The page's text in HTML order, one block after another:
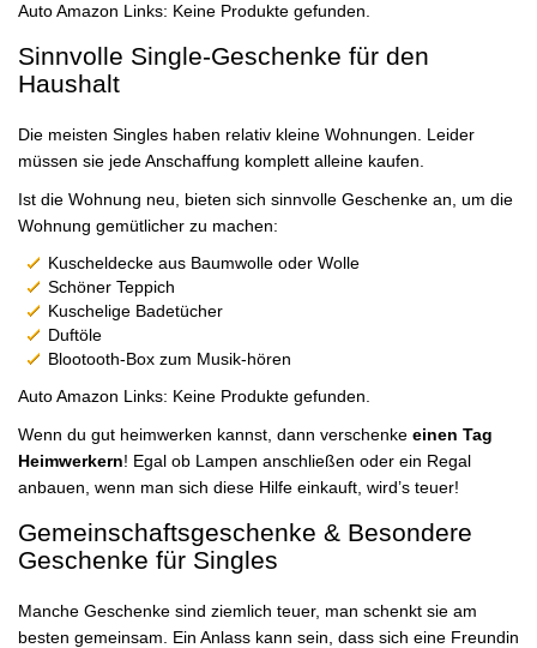
Auto Amazon Links: Keine Produkte gefunden.
Sinnvolle Single-Geschenke für den
Haushalt
Die meisten Singles haben relativ kleine Wohnungen. Leider
müssen sie jede Anschaffung komplett alleine kaufen.
Ist die Wohnung neu, bieten sich sinnvolle Geschenke an, um die
Wohnung gemütlicher zu machen:
Kuscheldecke aus Baumwolle oder Wolle
Schöner Teppich
Kuschelige Badetücher
Duftöle
Blootooth-Box zum Musik-hören
Auto Amazon Links: Keine Produkte gefunden.
Wenn du gut heimwerken kannst, dann verschenke einen Tag
Heimwerkern! Egal ob Lampen anschließen oder ein Regal
anbauen, wenn man sich diese Hilfe einkauft, wird’s teuer!
Gemeinschaftsgeschenke & Besondere
Geschenke für Singles
Manche Geschenke sind ziemlich teuer, man schenkt sie am
besten gemeinsam. Ein Anlass kann sein, dass sich eine Freundin